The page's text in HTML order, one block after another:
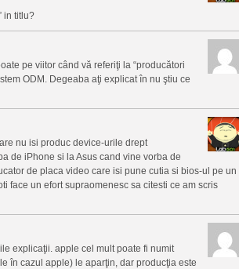
in titlu?
pe viitor când vă referiţi la “producători
ODM. Degeaba aţi explicat în nu ştiu ce
nu isi produc device-urile drept
de iPhone si la Asus cand vine vorba de
de placa video care isi pune cutia si bios-ul pe un
face un efort supraomenesc sa citesti ce am scris
explicaţii. apple cel mult poate fi numit
în cazul apple) le aparţin, dar producţia este